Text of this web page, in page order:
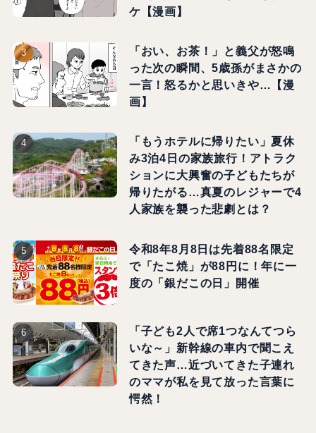
ケ【漫画】
「おい、お茶！」と義父が怒鳴
った次の瞬間、5歳孫がまさかの
一言！怒るかと思いきや…【漫
画】
「もうホテルに帰りたい」夏休
み3泊4日の家族旅行！アトラク
ションに大興奮の子どもたちが
帰りたがる…真夏のレジャーで4
人家族を襲った悲劇とは？
令和8年8月8日は先着88名限定
で「たこ焼」が88円に！年に一
度の「銀だこの日」開催
「子ども2人で席1つなんてつら
いな～」新幹線の車内で聞こえ
てきた声…近づいてきた子連れ
のママが私を見て放った言葉に
愕然！